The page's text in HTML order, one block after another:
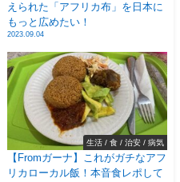
えられた「アフリカ布」を日本に
もっと広めたい！
2023.09.04
生活 / 食 / 治安 / 病気
【Fromガーナ】これがガチなアフ
リカローカル飯！本音食レポして